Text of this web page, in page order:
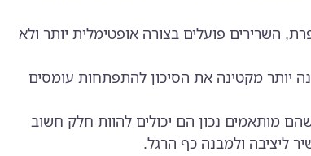
השרירים פועלים בצורה אופטימלית יותר ולא
יותר מקטינה את הסיכון להתפתחות עומסים
מותאמים נכון הם יכולים להוות חלק חשוב
ליציבה ולמבנה כף הרגל.